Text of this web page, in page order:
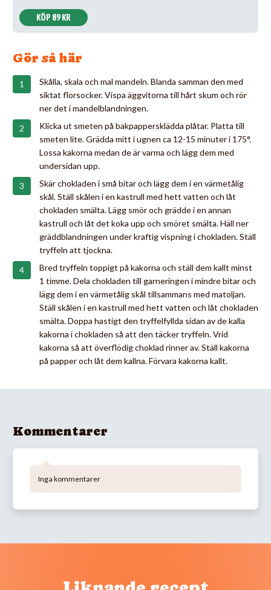
KÖP 89 KR
Gör så här
Skålla, skala och mal mandeln. Blanda samman den med
siktat florsocker. Vispa äggvitorna till hårt skum och rör
ner det i mandelblandningen.
Klicka ut smeten på bakpappersklädda plåtar. Platta till
smeten lite. Grädda mitt i ugnen ca 12-15 minuter i 175°.
Lossa kakorna medan de är varma och lägg dem med
undersidan upp.
Skär chokladen i små bitar och lägg dem i en värmetålig
skål. Ställ skålen i en kastrull med hett vatten och låt
chokladen smälta. Lägg smör och grädde i en annan
kastrull och låt det koka upp och smöret smälta. Häll ner
gräddblandningen under kraftig vispning i chokladen. Ställ
tryffeln att tjockna.
Bred tryffeln toppigt på kakorna och ställ dem kallt minst
1 timme. Dela chokladen till garneringen i mindre bitar och
lägg dem i en värmetålig skål tillsammans med matoljan.
Ställ skålen i en kastrull med hett vatten och låt chokladen
smälta. Doppa hastigt den tryffelfyllda sidan av de kalla
kakorna i chokladen så att den täcker tryffeln. Vrid
kakorna så att överflödig choklad rinner av. Ställ kakorna
på papper och låt dem kallna. Förvara kakorna kallt.
Kommentarer
Inga kommentarer